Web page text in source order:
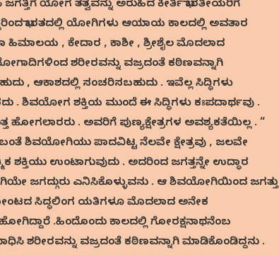
ಯೋಗ ತತ್ವವನ್ನು ಅರುಹಿದ ಕೀರ್ತಿ ಭಾರತೀಯರಿಗೆ
ಭಾರತದಲ್ಲಿ ಯೋಗಿಗಳು ಆಯಾಯ ಕಾಲದಲ್ಲಿ ಅವತಾರ
ಹಿಮಾಲಯ , ಕೇದಾರ , ಕಾಶೀ , ಶ್ರೀಶೈಲ ಮೊದಲಾದ
ಶರೀರವನ್ನು ವಜ್ರದಂತೆ ಕಠಿಣವನ್ನಾಗಿ
, ಆಕಾಶದಲ್ಲಿ ಸಂಚರಿಸಬಹುದು . ಇವೆಲ್ಲ ಸಿದ್ಧಿಗಳು
. ಶಿವಯೋಗ ಶಕ್ತಿಯ ಮುಂದೆ ಈ ಸಿದ್ಧಿಗಳು ಕಃಪದಾರ್ಥವು .
ಹೋಗಲಾರರು . ಅವರಿಗೆ ಪುಣ್ಯಕ್ಷೇತ್ರಗಳ ಅವಶ್ಯಕತೆಯಿಲ್ಲ . “
ಶಿವಯೋಗಿಯು ಪಾದವಿಟ್ಟ ನೆಲವೇ ಕ್ಷೇತ್ರವು , ಜಲವೇ
ಉಂಟಾಗುವುದು . ಅದರಿಂದ ಜಗತ್ತನ್ನೇ ಉದ್ಧಾರ
ಜಗದ್ಗುರು ಎನಿಸಿಕೊಳ್ಳುವನು . ಆ ಶಿವಯೋಗಿಯಿಂದ ಜಗತ್ತು
ಸಿದ್ಧಲಿಂಗ ಯತಿಗಳೂ ಮೊದಲಾದ ಅನೇಕ
.ಹಿಂದೊಂದು ಕಾಲದಲ್ಲಿ ಗೋರಕ್ಷನಾಥನೆಂಬ
ವಜ್ರದಂತೆ ಕಠಿಣವನ್ನಾಗಿ ಮಾಡಿಕೊಂಡಿದ್ದನು .